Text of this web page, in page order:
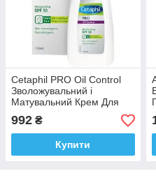
Cetaphil PRO Oil Control
Зволожувальний і
Матувальний Крем Для
Обличчя від Стрищів
SPF30 118 мл Доставка з
ЄС
992 ₴
Купити